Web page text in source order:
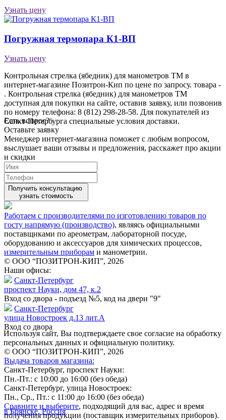
Узнать цену
Погружная термопара К1-ВП
Узнать цену
Контрольная стрелка (ябедник) для манометров ТМ в
интернет-магазине Позитрон-Кип по цене по запросу. товара -
. Контрольная стрелка (ябедник) для манометров ТМ
доступная для покупки на сайте, оставив заявку, или позвонив
по номеру телефона: 8 (812) 298-28-58. Для покупателей из
Санкт-Петербурга специальные условия доставки.
Есть вопрос?
Оставьте заявку
Менеджер интернет-магазина поможет с любым вопросом,
выслушает ваши отзывы и предложения, расскажет про акции
и скидки
Получить консультацию
узнать стоимость
Работаем с производителями по изготовлению товаров по
госту напрямую (производство), являясь официальными
поставщиками по ареометрам, лабораторной посуде,
оборудованию и аксессуаров для химических процессов,
измерительным приборам и манометрии.
© ООО “ПОЗИТРОН-КИП”, 2026
Наши офисы:
Санкт-Петербург
проспект Науки, дом 47, к.2
Вход со двора - подъезд №5, код на двери "9"
Санкт-Петербург
улица Новостроек д.13 лит.А
Вход со двора
Используя сайт, Вы подтверждаете свое согласие на обработку
персональных данных и официальную политику.
© ООО “ПОЗИТРОН-КИП”, 2026
Выдача товаров магазина:
Санкт-Петербург, проспект Науки:
Пн.-Пт.: с 10:00 до 16:00 (без обеда)
Санкт-Петербург, улица Новостроек:
Пн., Ср., Пт.: с 11:00 до 16:00 (без обеда)
Сравните и выберите, подходящий для вас, адрес и время
получения продукции (поставщик измерительных приборов).
в Брянске, Россия